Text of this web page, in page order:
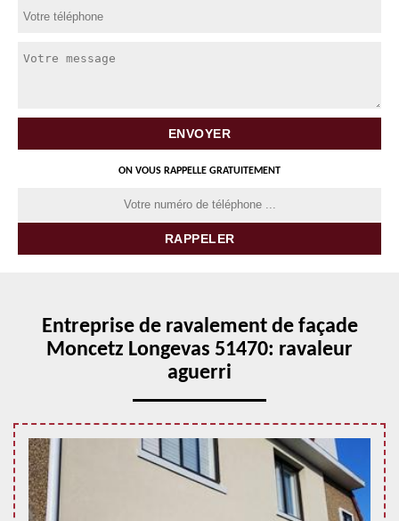
ON VOUS RAPPELLE GRATUITEMENT
Entreprise de ravalement de façade
Moncetz Longevas 51470: ravaleur
aguerri